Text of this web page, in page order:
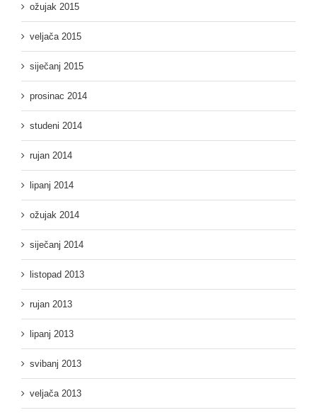
ožujak 2015
veljača 2015
siječanj 2015
prosinac 2014
studeni 2014
rujan 2014
lipanj 2014
ožujak 2014
siječanj 2014
listopad 2013
rujan 2013
lipanj 2013
svibanj 2013
veljača 2013